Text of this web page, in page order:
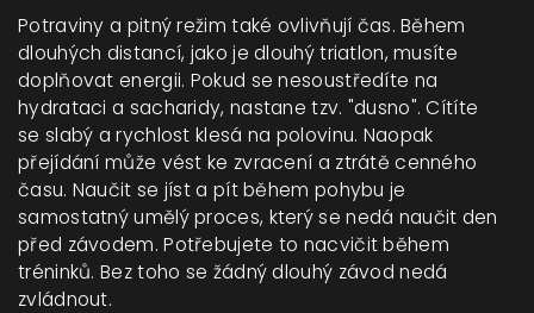
Potraviny a pitný režim také ovlivňují čas. Během
dlouhých distancí, jako je dlouhý triatlon, musíte
doplňovat energii. Pokud se nesoustředíte na
hydrataci a sacharidy, nastane tzv. "dusno". Cítíte
se slabý a rychlost klesá na polovinu. Naopak
přejídání může vést ke zvracení a ztrátě cenného
času. Naučit se jíst a pít během pohybu je
samostatný umělý proces, který se nedá naučit den
před závodem. Potřebujete to nacvičit během
tréninků. Bez toho se žádný dlouhý závod nedá
zvládnout.